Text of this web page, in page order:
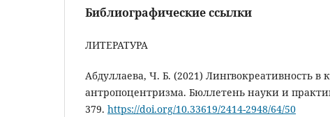
Библиографические ссылки
ЛИТЕРАТУРА
Абдуллаева, Ч. Б. (2021) Лингвокреативность в
антропоцентризма. Бюллетень науки и
379. https://doi.org/10.33619/2414-2948/64/50